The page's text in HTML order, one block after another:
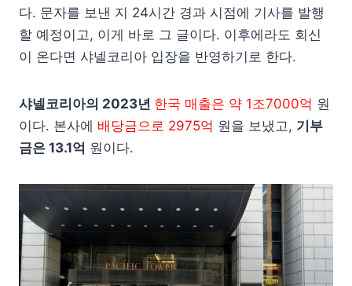
다. 문자를 보낸 지 24시간 경과 시점에 기사를 발행
할 예정이고, 이게 바로 그 글이다. 이후에라도 회신
이 온다면 샤넬코리아 입장을 반영하기로 한다.
샤넬코리아의 2023년 한국 매출은 약 1조7000억 원
이다. 본사에 배당금으로 2975억 원을 보냈고, 기부
금은 13.1억 원이다.